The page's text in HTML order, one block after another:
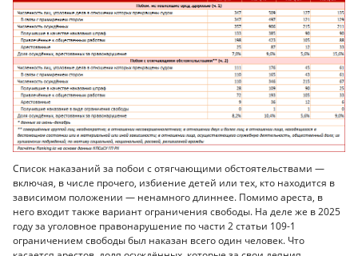
Список наказаний за побои с отягчающими обстоятельствами —
включая, в числе прочего, избиение детей или тех, кто находится в
зависимом положении — ненамного длиннее. Помимо ареста, в
него входит также вариант ограничения свободы. На деле же в 2025
году за уголовное правонарушение по части 2 статьи 109-1
ограничением свободы был наказан всего один человек. Что